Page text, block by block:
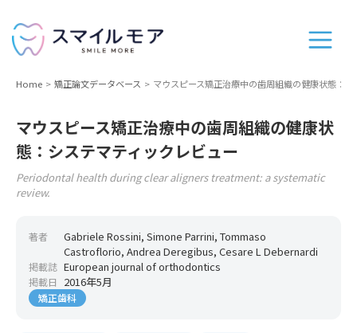
Home 矯正論文データベース マウスピース矯正治療中の歯周組織の健康状態：
マウスピース矯正治療中の歯周組織の健康状
態：システマティックレビュー
Periodontal health during clear aligners treatment: a systematic
review.
著者
Gabriele Rossini, Simone Parrini, Tommaso
Castroflorio, Andrea Deregibus, Cesare L Debernardi
掲載誌 European journal of orthodontics
掲載日 2016年5月
矯正歯科